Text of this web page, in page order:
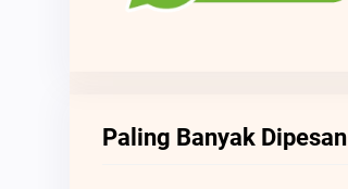
Paling Banyak Dipesan